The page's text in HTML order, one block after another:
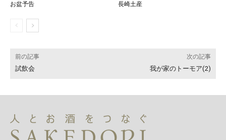
お盆予告
長崎土産
前の記事
試飲会
次の記事
我が家のトーモア(2)